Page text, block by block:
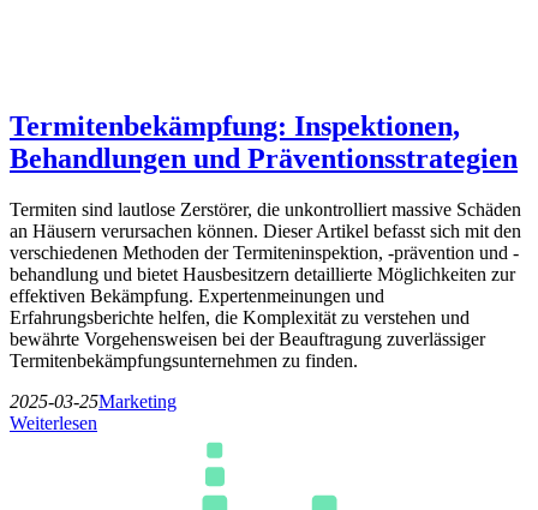
Termitenbekämpfung: Inspektionen,
Behandlungen und Präventionsstrategien
Termiten sind lautlose Zerstörer, die unkontrolliert massive Schäden
an Häusern verursachen können. Dieser Artikel befasst sich mit den
verschiedenen Methoden der Termiteninspektion, -prävention und -
behandlung und bietet Hausbesitzern detaillierte Möglichkeiten zur
effektiven Bekämpfung. Expertenmeinungen und
Erfahrungsberichte helfen, die Komplexität zu verstehen und
bewährte Vorgehensweisen bei der Beauftragung zuverlässiger
Termitenbekämpfungsunternehmen zu finden.
2025-03-25Marketing
Weiterlesen